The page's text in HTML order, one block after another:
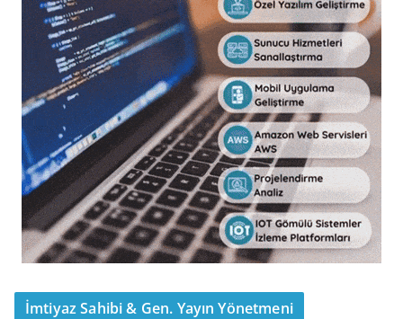
İmtiyaz Sahibi & Gen. Yayın Yönetmeni